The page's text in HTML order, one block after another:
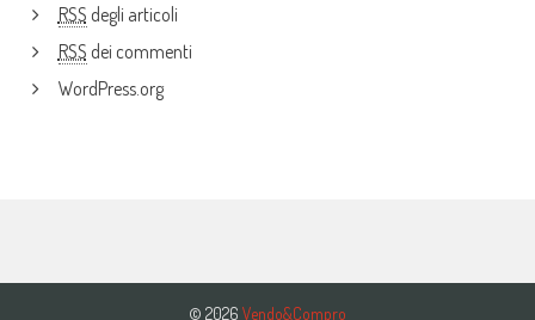
RSS degli articoli
RSS dei commenti
WordPress.org
© 2026 Vendo&Compro